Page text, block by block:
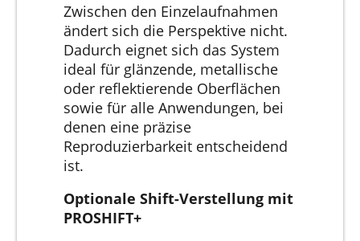
Zwischen den Einzelaufnahmen
ändert sich die Perspektive nicht.
Dadurch eignet sich das System
ideal für glänzende, metallische
oder reflektierende Oberflächen
sowie für alle Anwendungen, bei
denen eine präzise
Reproduzierbarkeit entscheidend
ist.
Optionale Shift-Verstellung mit
PROSHIFT+